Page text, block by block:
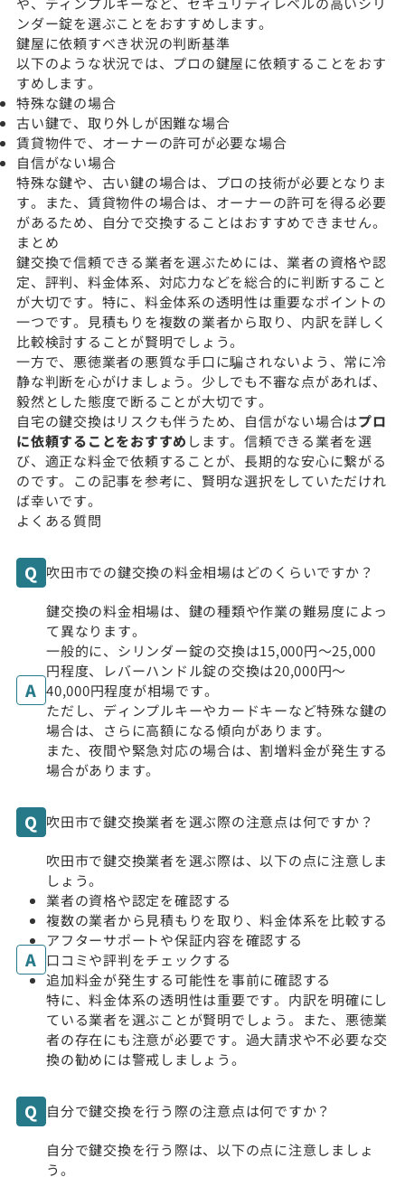
ンダー錠を選ぶことをおすすめします。
鍵屋に依頼すべき状況の判断基準
以下のような状況では、プロの鍵屋に依頼することをおす
すめします。
特殊な鍵の場合
古い鍵で、取り外しが困難な場合
賃貸物件で、オーナーの許可が必要な場合
自信がない場合
特殊な鍵や、古い鍵の場合は、プロの技術が必要となりま
す。また、賃貸物件の場合は、オーナーの許可を得る必要
があるため、自分で交換することはおすすめできません。
まとめ
鍵交換で信頼できる業者を選ぶためには、業者の資格や認
定、評判、料金体系、対応力などを総合的に判断すること
が大切です。特に、料金体系の透明性は重要なポイントの
一つです。見積もりを複数の業者から取り、内訳を詳しく
比較検討することが賢明でしょう。
一方で、悪徳業者の悪質な手口に騙されないよう、常に冷
静な判断を心がけましょう。少しでも不審な点があれば、
毅然とした態度で断ることが大切です。
自宅の鍵交換はリスクも伴うため、自信がない場合はプロ
に依頼することをおすすめ します。信頼できる業者を選
び、適正な料金で依頼することが、長期的な安心に繋がる
のです。この記事を参考に、賢明な選択をしていただけれ
ば幸いです。
よくある質問
吹田市での鍵交換の料金相場はどのくらいですか？
鍵交換の料金相場は、鍵の種類や作業の難易度によっ
て異なります。
一般的に、シリンダー錠の交換は15,000円〜25,000
円程度、レバーハンドル錠の交換は20,000円〜
40,000円程度が相場です。
ただし、ディンプルキーやカードキーなど特殊な鍵の
場合は、さらに高額になる傾向があります。
また、夜間や緊急対応の場合は、割増料金が発生する
場合があります。
吹田市で鍵交換業者を選ぶ際の注意点は何ですか？
吹田市で鍵交換業者を選ぶ際は、以下の点に注意しま
しょう。
業者の資格や認定を確認する
複数の業者から見積もりを取り、料金体系を比較する
アフターサポートや保証内容を確認する
口コミや評判をチェックする
追加料金が発生する可能性を事前に確認する
特に、料金体系の透明性は重要です。内訳を明確にし
ている業者を選ぶことが賢明でしょう。また、悪徳業
者の存在にも注意が必要です。過大請求や不必要な交
換の勧めには警戒しましょう。
自分で鍵交換を行う際の注意点は何ですか？
自分で鍵交換を行う際は、以下の点に注意しましょ
う。